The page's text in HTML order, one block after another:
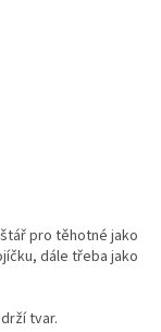
pro těhotné jako
dále třeba jako
tvar.